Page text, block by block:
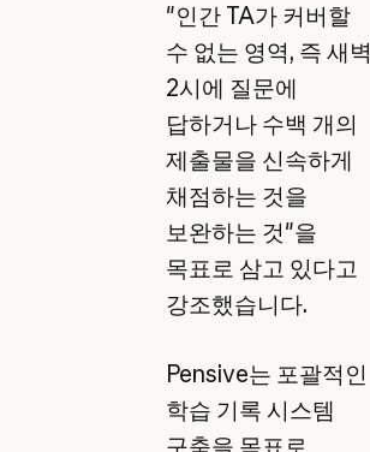
"인간 TA가 커버할
수 없는 영역, 즉 새벽
2시에 질문에
답하거나 수백 개의
제출물을 신속하게
채점하는 것을
보완하는 것"을
목표로 삼고 있다고
강조했습니다.
Pensive는 포괄적인
학습 기록 시스템